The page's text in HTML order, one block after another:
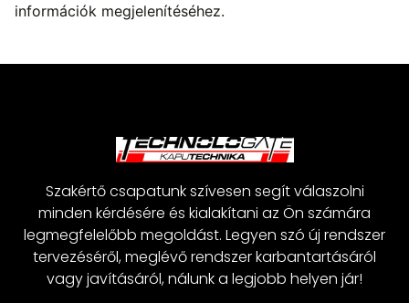
információk megjelenítéséhez.
Szakértő csapatunk szívesen segít válaszolni
minden kérdésére és kialakítani az Ön számára
legmegfelelőbb megoldást. Legyen szó új rendszer
tervezéséről, meglévő rendszer karbantartásáról
vagy javításáról, nálunk a legjobb helyen jár!